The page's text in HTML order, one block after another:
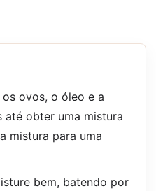
ovos, o óleo e a
até obter uma mistura
mistura para uma
bem, batendo por